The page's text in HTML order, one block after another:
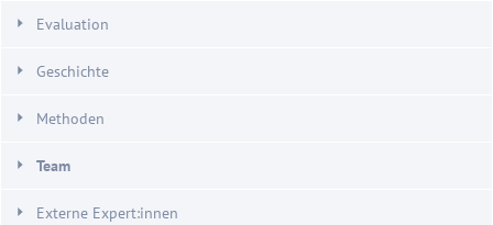
Evaluation
Geschichte
Methoden
Team
Externe Expert:innen